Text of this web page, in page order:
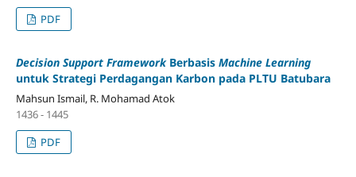
PDF
Decision Support FrameworkBerbasis Machine Learning
untuk Strategi Perdagangan Karbon pada PLTU Batubara
Mahsun Ismail, R. Mohamad Atok
1436 - 1445
PDF